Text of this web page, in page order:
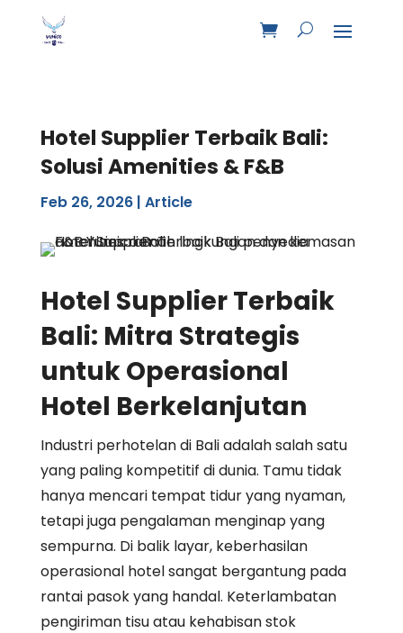
Hotel Supplier Terbaik Bali:
Solusi Amenities & F&B
Feb 26, 2026| Article
Hotel Supplier Terbaik
Bali: Mitra Strategis
untuk Operasional
Hotel Berkelanjutan
Industri perhotelan di Bali adalah salah satu
yang paling kompetitif di dunia. Tamu tidak
hanya mencari tempat tidur yang nyaman,
tetapi juga pengalaman menginap yang
sempurna. Di balik layar, keberhasilan
operasional hotel sangat bergantung pada
rantai pasok yang handal. Keterlambatan
pengiriman tisu atau kehabisan stok